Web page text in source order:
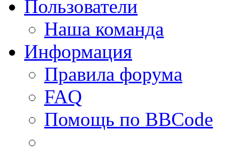
Пользователи
Наша команда
Информация
Правила форума
FAQ
Помощь по BBCode